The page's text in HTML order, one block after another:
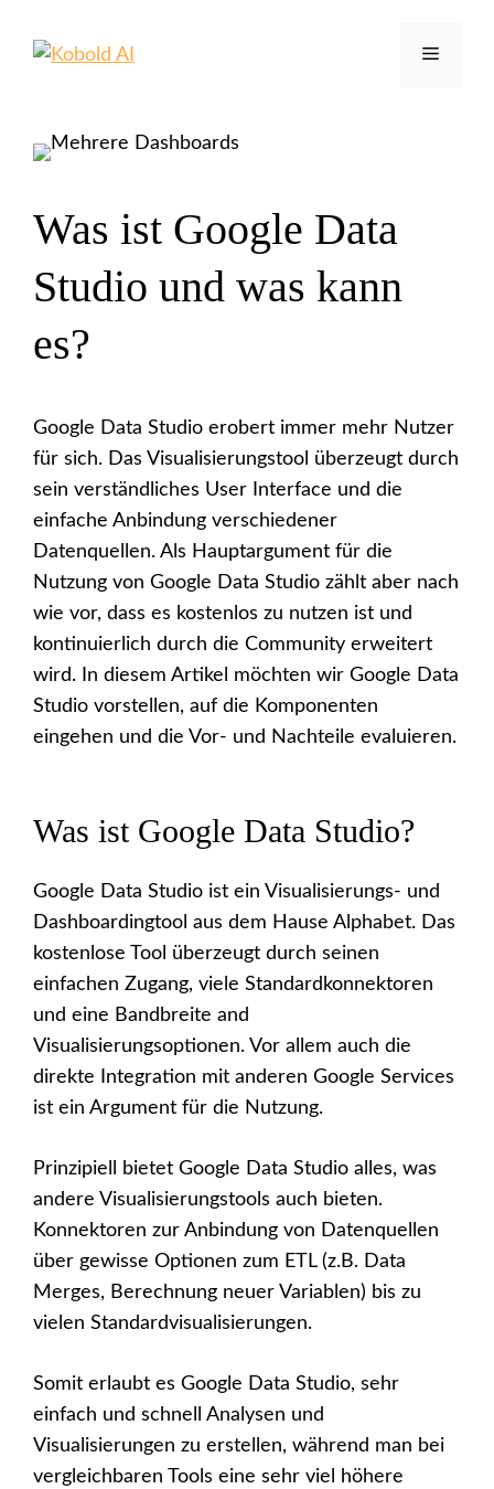
Inhalt
Menü
Was ist Google Data
Studio und was kann
es?
Google Data Studio erobert immer mehr Nutzer
für sich. Das Visualisierungstool überzeugt durch
sein verständliches User Interface und die
einfache Anbindung verschiedener
Datenquellen. Als Hauptargument für die
Nutzung von Google Data Studio zählt aber nach
wie vor, dass es kostenlos zu nutzen ist und
kontinuierlich durch die Community erweitert
wird. In diesem Artikel möchten wir Google Data
Studio vorstellen, auf die Komponenten
eingehen und die Vor- und Nachteile evaluieren.
Was ist Google Data Studio?
Google Data Studio ist ein Visualisierungs- und
Dashboardingtool aus dem Hause Alphabet. Das
kostenlose Tool überzeugt durch seinen
einfachen Zugang, viele Standardkonnektoren
und eine Bandbreite and
Visualisierungsoptionen. Vor allem auch die
direkte Integration mit anderen Google Services
ist ein Argument für die Nutzung.
Prinzipiell bietet Google Data Studio alles, was
andere Visualisierungstools auch bieten.
Konnektoren zur Anbindung von Datenquellen
über gewisse Optionen zum ETL (z.B. Data
Merges, Berechnung neuer Variablen) bis zu
vielen Standardvisualisierungen.
Somit erlaubt es Google Data Studio, sehr
einfach und schnell Analysen und
Visualisierungen zu erstellen, während man bei
vergleichbaren Tools eine sehr viel höhere